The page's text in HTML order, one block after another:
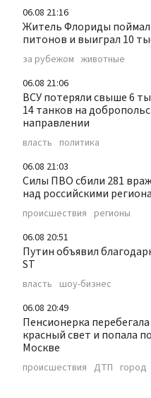
06.08 21:16
Житель Флориды поймал
питонов и выиграл 10
за рубежом животные
06.08 21:06
ВСУ потеряли свыше 6
14 танков на
направлении
власть политика
06.08 21:03
Силы ПВО сбили 281
над российскими
происшествия регионы
06.08 20:51
Путин объявил
ST
власть шоу-бизнес
06.08 20:49
Пенсионерка
красный свет и попала
Москве
происшествия ДТП город